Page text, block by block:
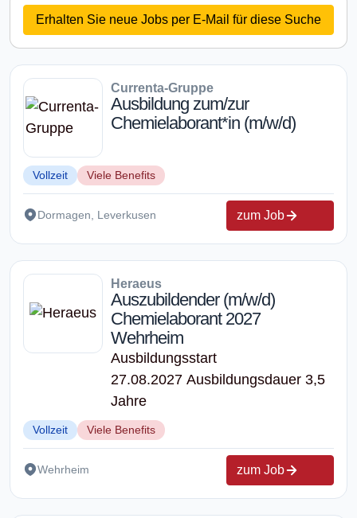
Erhalten Sie neue Jobs per E-Mail für diese Suche
Currenta-Gruppe
Ausbildung zum/zur
Chemielaborant*in (m/w/d)
Vollzeit Viele Benefits
Dormagen, Leverkusen zum Job
Heraeus
Auszubildender (m/w/d)
Chemielaborant 2027
Wehrheim
Ausbildungsstart
27.08.2027 Ausbildungsdauer 3,5
Jahre
Vollzeit Viele Benefits
Wehrheim zum Job